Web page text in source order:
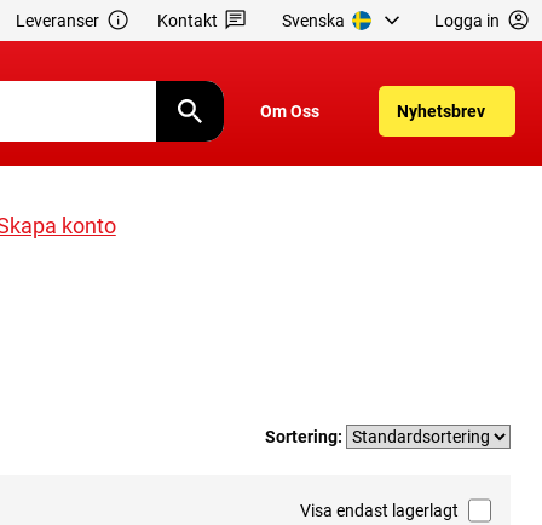
Leveranser Kontakt Svenska Logga in
Om Oss Nyhetsbrev
konto
Sortering:
Visa endast lagerlagt